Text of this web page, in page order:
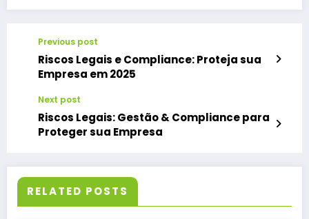
Previous post
Riscos Legais e Compliance: Proteja sua
Empresa em 2025
Next post
Riscos Legais: Gestão & Compliance para
Proteger sua Empresa
RELATED POSTS